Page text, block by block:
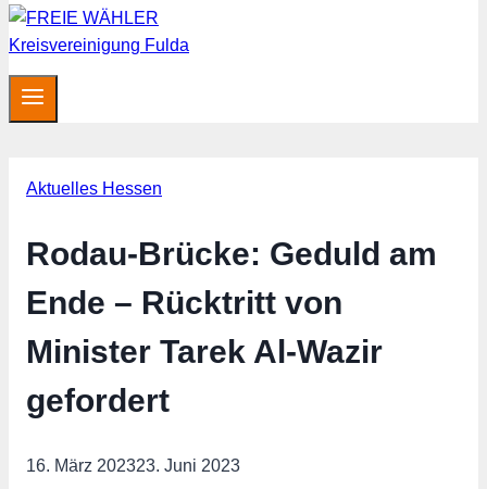
Aktuelles Hessen
Rodau-Brücke: Geduld am
Ende – Rücktritt von
Minister Tarek Al-Wazir
gefordert
16. März 202323. Juni 2023